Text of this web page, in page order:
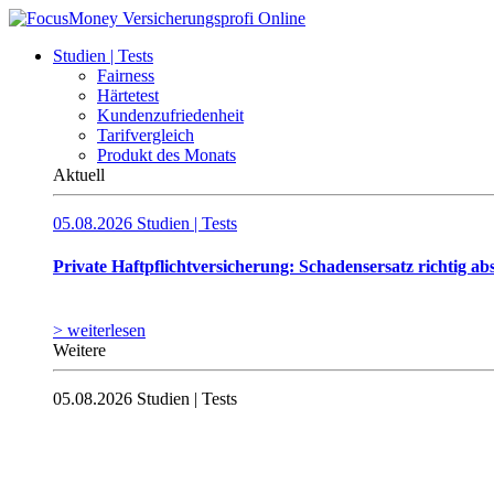
Studien | Tests
Fairness
Härtetest
Kundenzufriedenheit
Tarifvergleich
Produkt des Monats
Aktuell
05.08.2026 Studien | Tests
Private Haftpflicht­versicherung: Schadensersatz richtig
> weiterlesen
Weitere
05.08.2026 Studien | Tests